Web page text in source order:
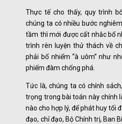
Thực tế cho thấy, quy trình
chúng ta có nhiều bước
tầm thì mới được cất nhắc bổ
trình rèn luyện thử thách về
phải bổ nhiểm “à uôm” như
phiếm đàm chống phá.
Tức là, chúng ta có chính
trọng trong bài toán này chính
nào cho hợp lý, để phát huy tối
đạo, chỉ đạo, Bộ Chính trị, Ban